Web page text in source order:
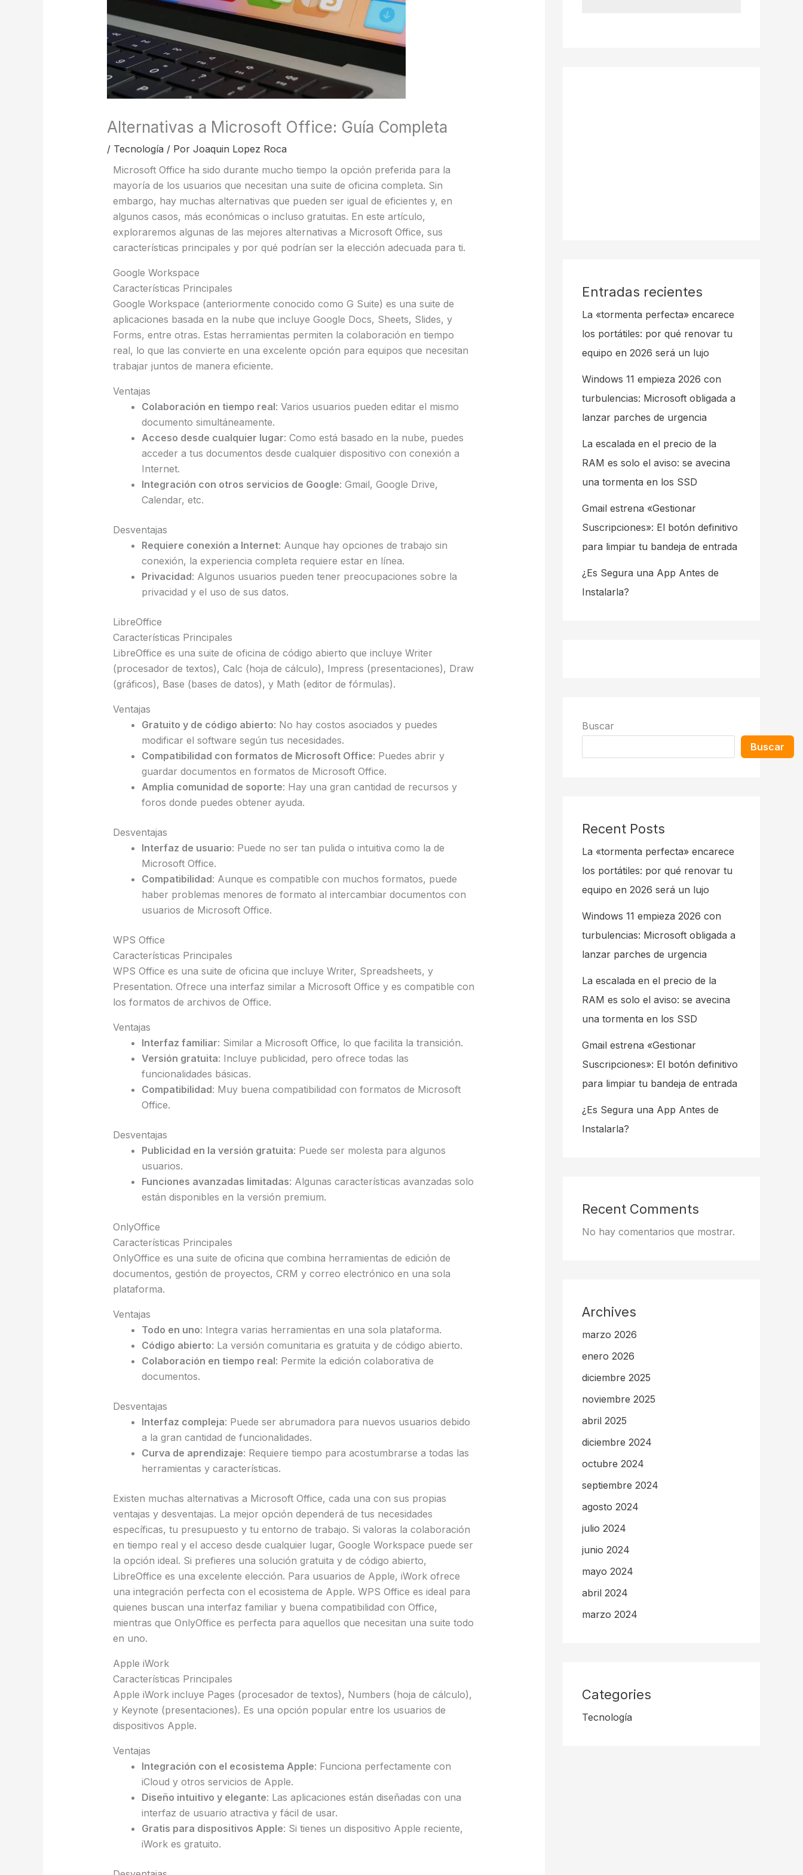
Alternativas a Microsoft Office: Guía Completa
/ Tecnología / Por Joaquin Lopez Roca
Microsoft Office ha sido durante mucho tiempo la opción preferida para la
mayoría de los usuarios que necesitan una suite de oficina completa. Sin
embargo, hay muchas alternativas que pueden ser igual de eficientes y, en
algunos casos, más económicas o incluso gratuitas. En este artículo,
exploraremos algunas de las mejores alternativas a Microsoft Office, sus
características principales y por qué podrían ser la elección adecuada para ti.
Google Workspace
Características Principales
Google Workspace (anteriormente conocido como G Suite) es una suite de
aplicaciones basada en la nube que incluye Google Docs, Sheets, Slides, y
Forms, entre otras. Estas herramientas permiten la colaboración en tiempo
real, lo que las convierte en una excelente opción para equipos que necesitan
trabajar juntos de manera eficiente.
Ventajas
Colaboración en tiempo real: Varios usuarios pueden editar el mismo
documento simultáneamente.
Acceso desde cualquier lugar: Como está basado en la nube, puedes
acceder a tus documentos desde cualquier dispositivo con conexión a
Internet.
Integración con otros servicios de Google: Gmail, Google Drive,
Calendar, etc.
Desventajas
Requiere conexión a Internet: Aunque hay opciones de trabajo sin
conexión, la experiencia completa requiere estar en línea.
Privacidad: Algunos usuarios pueden tener preocupaciones sobre la
privacidad y el uso de sus datos.
LibreOffice
Características Principales
LibreOffice es una suite de oficina de código abierto que incluye Writer
(procesador de textos), Calc (hoja de cálculo), Impress (presentaciones), Draw
(gráficos), Base (bases de datos), y Math (editor de fórmulas).
Ventajas
Gratuito y de código abierto: No hay costos asociados y puedes
modificar el software según tus necesidades.
Compatibilidad con formatos de Microsoft Office: Puedes abrir y
guardar documentos en formatos de Microsoft Office.
Amplia comunidad de soporte: Hay una gran cantidad de recursos y
foros donde puedes obtener ayuda.
Desventajas
Interfaz de usuario: Puede no ser tan pulida o intuitiva como la de
Microsoft Office.
Compatibilidad: Aunque es compatible con muchos formatos, puede
haber problemas menores de formato al intercambiar documentos con
usuarios de Microsoft Office.
WPS Office
Características Principales
WPS Office es una suite de oficina que incluye Writer, Spreadsheets, y
Presentation. Ofrece una interfaz similar a Microsoft Office y es compatible con
los formatos de archivos de Office.
Ventajas
Interfaz familiar: Similar a Microsoft Office, lo que facilita la transición.
Versión gratuita: Incluye publicidad, pero ofrece todas las
funcionalidades básicas.
Compatibilidad: Muy buena compatibilidad con formatos de Microsoft
Office.
Desventajas
Publicidad en la versión gratuita: Puede ser molesta para algunos
usuarios.
Funciones avanzadas limitadas: Algunas características avanzadas solo
están disponibles en la versión premium.
OnlyOffice
Características Principales
OnlyOffice es una suite de oficina que combina herramientas de edición de
documentos, gestión de proyectos, CRM y correo electrónico en una sola
plataforma.
Ventajas
Todo en uno: Integra varias herramientas en una sola plataforma.
Código abierto: La versión comunitaria es gratuita y de código abierto.
Colaboración en tiempo real: Permite la edición colaborativa de
documentos.
Desventajas
Interfaz compleja: Puede ser abrumadora para nuevos usuarios debido
a la gran cantidad de funcionalidades.
Curva de aprendizaje: Requiere tiempo para acostumbrarse a todas las
herramientas y características.
Existen muchas alternativas a Microsoft Office, cada una con sus propias
ventajas y desventajas. La mejor opción dependerá de tus necesidades
específicas, tu presupuesto y tu entorno de trabajo. Si valoras la colaboración
en tiempo real y el acceso desde cualquier lugar, Google Workspace puede ser
la opción ideal. Si prefieres una solución gratuita y de código abierto,
LibreOffice es una excelente elección. Para usuarios de Apple, iWork ofrece
una integración perfecta con el ecosistema de Apple. WPS Office es ideal para
quienes buscan una interfaz familiar y buena compatibilidad con Office,
mientras que OnlyOffice es perfecta para aquellos que necesitan una suite todo
en uno.
Apple iWork
Características Principales
Apple iWork incluye Pages (procesador de textos), Numbers (hoja de cálculo),
y Keynote (presentaciones). Es una opción popular entre los usuarios de
dispositivos Apple.
Ventajas
Integración con el ecosistema Apple: Funciona perfectamente con
iCloud y otros servicios de Apple.
Diseño intuitivo y elegante: Las aplicaciones están diseñadas con una
interfaz de usuario atractiva y fácil de usar.
Gratis para dispositivos Apple: Si tienes un dispositivo Apple reciente,
iWork es gratuito.
Entradas recientes
La «tormenta perfecta» encarece
los portátiles: por qué renovar tu
equipo en 2026 será un lujo
Windows 11 empieza 2026 con
turbulencias: Microsoft obligada a
lanzar parches de urgencia
La escalada en el precio de la
RAM es solo el aviso: se avecina
una tormenta en los SSD
Gmail estrena «Gestionar
Suscripciones»: El botón definitivo
para limpiar tu bandeja de entrada
¿Es Segura una App Antes de
Instalarla?
Buscar
Buscar
Recent Posts
La «tormenta perfecta» encarece
los portátiles: por qué renovar tu
equipo en 2026 será un lujo
Windows 11 empieza 2026 con
turbulencias: Microsoft obligada a
lanzar parches de urgencia
La escalada en el precio de la
RAM es solo el aviso: se avecina
una tormenta en los SSD
Gmail estrena «Gestionar
Suscripciones»: El botón definitivo
para limpiar tu bandeja de entrada
¿Es Segura una App Antes de
Instalarla?
Recent Comments
No hay comentarios que mostrar.
Archives
marzo 2026
enero 2026
diciembre 2025
noviembre 2025
abril 2025
diciembre 2024
octubre 2024
septiembre 2024
agosto 2024
julio 2024
junio 2024
mayo 2024
abril 2024
marzo 2024
Categories
Tecnología